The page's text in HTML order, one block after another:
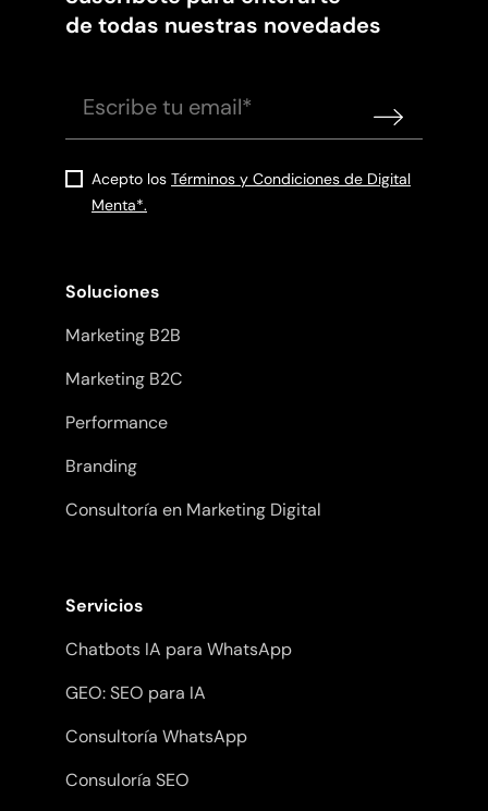
de todas nuestras novedades
Acepto los Términos y Condiciones de Digital
Menta*.
Soluciones
Marketing B2B
Marketing B2C
Performance
Branding
Consultoría en Marketing Digital
Servicios
Chatbots IA para WhatsApp
GEO: SEO para IA
Consultoría WhatsApp
Consuloría SEO